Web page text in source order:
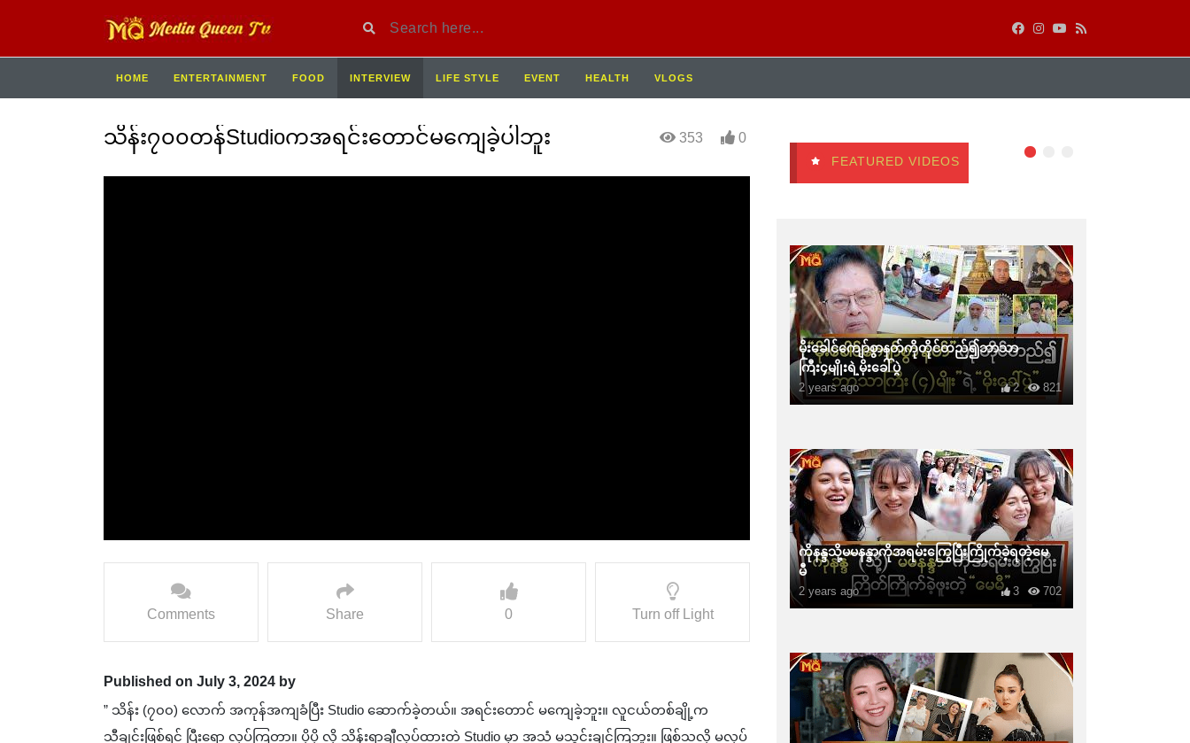
HOME ENTERTAINMENT FOOD INTERVIEW LIFE STYLE EVENT HEALTH VLOGS
သိန်း၇၀၀တန်Studioကအရင်းတောင်မကျေခဲ့ပါဘူး 353 0
Comments Share 0 Turn off Light
Published on July 3, 2024 by
” သိန်း (၇၀၀) လောက် အကုန်အကျခံပြီး Studio ဆောက်ခဲ့တယ်။ အရင်းတောင် မကျေခဲ့ဘူး။ လူငယ်တစ်ချို့က
သီချင်းဖြစ်ရင် ပြီးရော လုပ်ကြတာ။ ပိုပို့ လို သိန်းရာချီလုပ်ထားတဲ့ Studio မှာ အသံ မသွင်းချင်ကြဘူး။ ဖြစ်သလို မလုပ်
FEATURED VIDEOS
မိုးခေါင်ကျော်စွာနတ်ကိုတိုင်တည်၍ဘာသာ
ကြီး၄မျိုးရဲ့မိုးခေါ်ပွဲ
2 years ago 821
2
ကိုနန္ဒသို့မမနန္ဒာကိုအရမ်းကြွေပြီးကြိုက်ခဲ့ရတဲ့မေ
မီ
2 years ago 702
3